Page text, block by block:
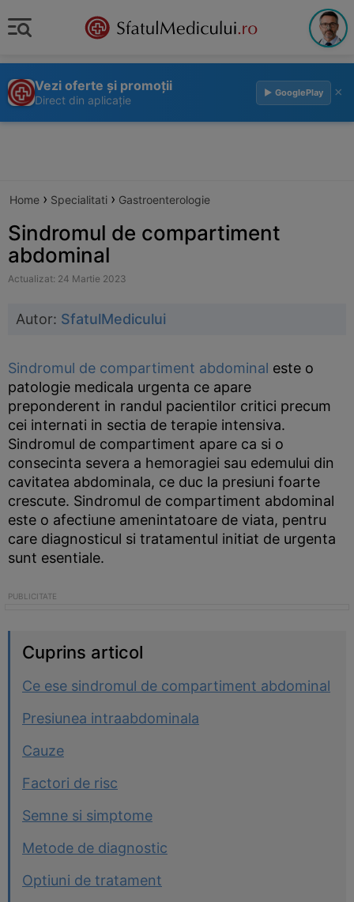
Vezi oferte și promoții
Direct din aplicație
▶ GooglePlay ×
Home › Specialitati › Gastroenterologie
Sindromul de compartiment
abdominal
Actualizat: 24 Martie 2023
Autor: SfatulMedicului
Sindromul de compartiment abdominal este o
patologie medicala urgenta ce apare
preponderent in randul pacientilor critici precum
cei internati in sectia de terapie intensiva.
Sindromul de compartiment apare ca si o
consecinta severa a hemoragiei sau edemului din
cavitatea abdominala, ce duc la presiuni foarte
crescute. Sindromul de compartiment abdominal
este o afectiune amenintatoare de viata, pentru
care diagnosticul si tratamentul initiat de urgenta
sunt esentiale.
Cuprins articol
Ce ese sindromul de compartiment abdominal
Presiunea intraabdominala
Cauze
Factori de risc
Semne si simptome
Metode de diagnostic
Optiuni de tratament